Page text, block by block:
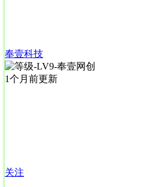
奉壹科技
1个月前更新
关注